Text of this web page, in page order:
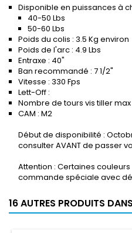
Disponible en puissances à
40-50 Lbs
50-60 Lbs
Poids du colis : 3.5 Kg environ
Poids de l'arc : 4.9 Lbs
Entraxe : 40"
Ban recommandé : 7 1/2"
Vitesse : 330 Fps
Lett-Off :
Nombre de tours vis tiller max
CAM : M2
Début de disponibilité :
consulter AVANT de passer
Attention : Certaines
commande spéciale avec
16 AUTRES PRODUITS